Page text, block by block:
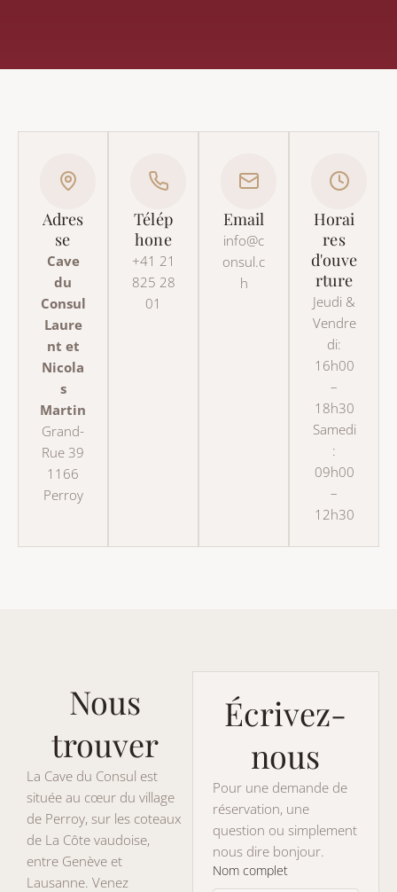
Adres
se
Cave
du
Consul
Laure
nt et
Nicola
s
Martin
Grand-
Rue 39
1166
Perroy
Télép
hone
+41 21
825 28
01
Email
info@c
onsul.c
h
Horai
res
d'ouve
rture
Jeudi &
Vendre
di:
16h00
–
18h30
Samedi
:
09h00
–
12h30
Nous
trouver
La Cave du Consul est
située au cœur du village
de Perroy, sur les coteaux
de La Côte vaudoise,
entre Genève et
Lausanne. Venez
Écrivez-
nous
Pour une demande de
réservation, une
question ou simplement
nous dire bonjour.
Nom complet